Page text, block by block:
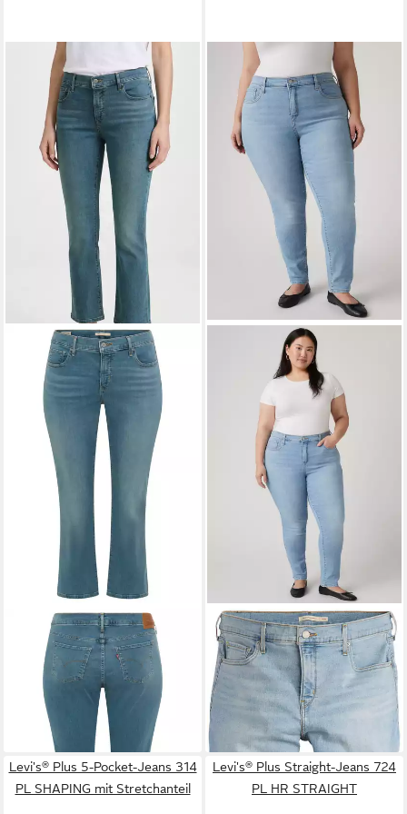
LEVI'S® PLUS Bootcut-Jeans
315 Shaping
ab 54,48 € UVP 89,95 €
LEVI'S® PLUSSkinny-fit-
Jeans 311 PL SHAPING
SKINNY *D figurformend mit
Stretch
ab 73,99 € UVP 89,95 €
-18%
Levi's® Plus 5-Pocket-Jeans 314
PL SHAPING mit Stretchanteil
Levi's® Plus Straight-Jeans 724
PL HR STRAIGHT